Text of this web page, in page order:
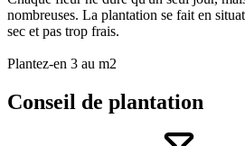
nombreuses. La plantation se fait en
sec et pas trop frais.
Plantez-en 3 au m2
Conseil de plantation